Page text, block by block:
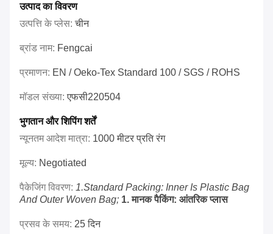
उत्पाद का विवरण
उत्पत्ति के प्लेस:चीन
ब्रांड नाम: Fengcai
प्रमाणन: EN / Oeko-Tex Standard 100 / SGS / ROHS
मॉडल संख्या:एफसी220504
भुगतान और शिपिंग शर्तें
न्यूनतम आदेश मात्रा: 1000 मीटर प्रति रंग
मूल्य: Negotiated
पैकेजिंग विवरण: 1.Standard Packing: Inner Is Plastic Bag
And Outer Woven Bag; 1. मानक पैकिंग: आंतरिक प्लास
प्रसव के समय: 25 दिन